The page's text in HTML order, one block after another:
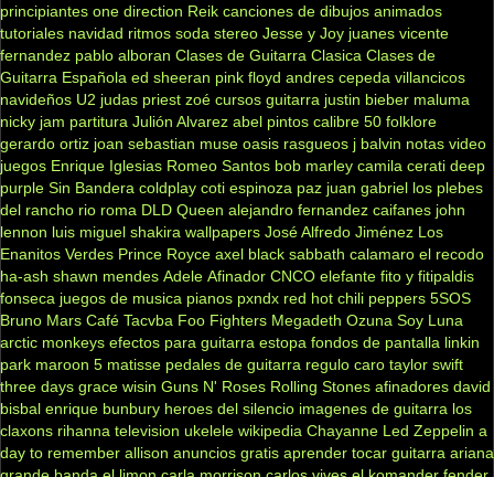
principiantes one direction Reik canciones de dibujos animados
tutoriales navidad ritmos soda stereo Jesse y Joy juanes vicente
fernandez pablo alboran Clases de Guitarra Clasica Clases de
Guitarra Española ed sheeran pink floyd andres cepeda villancicos
navideños U2 judas priest zoé cursos guitarra justin bieber maluma
nicky jam partitura Julión Alvarez abel pintos calibre 50 folklore
gerardo ortiz joan sebastian muse oasis rasgueos j balvin notas video
juegos Enrique Iglesias Romeo Santos bob marley camila cerati deep
purple Sin Bandera coldplay coti espinoza paz juan gabriel los plebes
del rancho rio roma DLD Queen alejandro fernandez caifanes john
lennon luis miguel shakira wallpapers José Alfredo Jiménez Los
Enanitos Verdes Prince Royce axel black sabbath calamaro el recodo
ha-ash shawn mendes Adele Afinador CNCO elefante fito y fitipaldis
fonseca juegos de musica pianos pxndx red hot chili peppers 5SOS
Bruno Mars Café Tacvba Foo Fighters Megadeth Ozuna Soy Luna
arctic monkeys efectos para guitarra estopa fondos de pantalla linkin
park maroon 5 matisse pedales de guitarra regulo caro taylor swift
three days grace wisin Guns N' Roses Rolling Stones afinadores david
bisbal enrique bunbury heroes del silencio imagenes de guitarra los
claxons rihanna television ukelele wikipedia Chayanne Led Zeppelin a
day to remember allison anuncios gratis aprender tocar guitarra ariana